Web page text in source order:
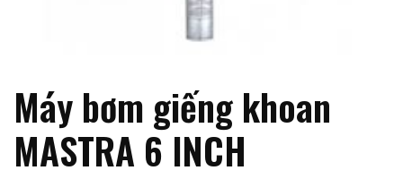
Máy bơm giếng khoan
MASTRA 6 INCH